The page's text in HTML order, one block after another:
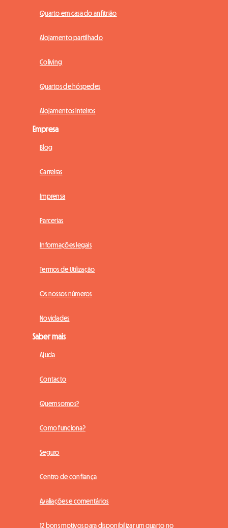
Quarto em casa do anfitrião
Alojamento partilhado
Coliving
Quartos de hóspedes
Alojamentos inteiros
Empresa
Blog
Carreiras
Imprensa
Parcerias
Informações legais
Termos de Utilização
Os nossos números
Novidades
Saber mais
Ajuda
Contacto
Quem somos?
Como funciona?
Seguro
Centro de confiança
Avaliações e comentários
12 bons motivos para disponibilizar um quarto no